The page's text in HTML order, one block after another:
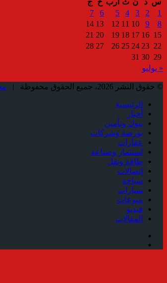
س د ن ث أرب خ
ج
1
2
3
4
5
6
7
8
9
10
11
12
13
14
15
16
17
18
19
20
21
22
23
24
25
26
27
28
29
30
31
« يوليو
© حقوق النشر 2026، جميع الحقوق محفوظة |
الرئيسية
أخبار
بنوك وتأمين
بورصة وشركات
عقارات
استثمار وصناعة
طاقة ونقل
إتصالات
سياحة
سيارات
منوعات
فيديو
المقالات